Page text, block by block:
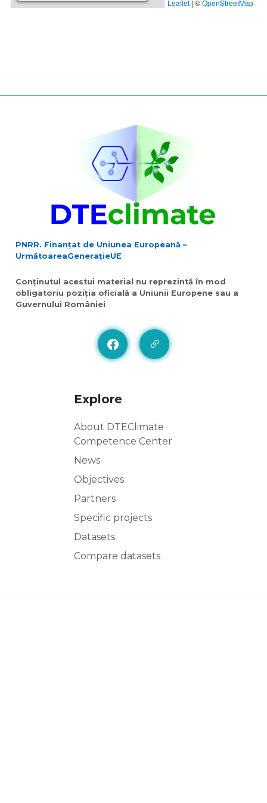
Leaflet | ©OpenStreetMap
PNRR. Finanțat de Uniunea Europeană –
UrmătoareaGenerațieUE
Conținutul acestui material nu reprezintă în mod
obligatoriu poziția oficială a Uniunii Europene sau a
Guvernului României
Explore
About DTEClimate
Competence Center
News
Objectives
Partners
Specific projects
Datasets
Compare datasets